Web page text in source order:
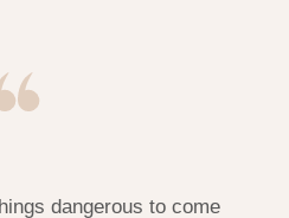
dangerous to come